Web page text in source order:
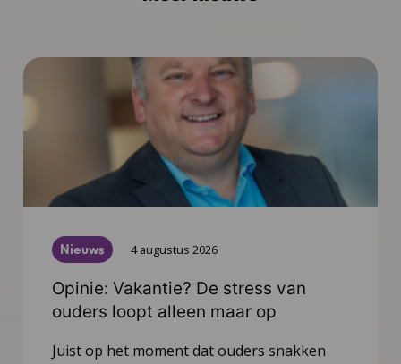
Nieuws 4 augustus 2026
Opinie: Vakantie? De stress van
ouders loopt alleen maar op
Juist op het moment dat ouders snakken